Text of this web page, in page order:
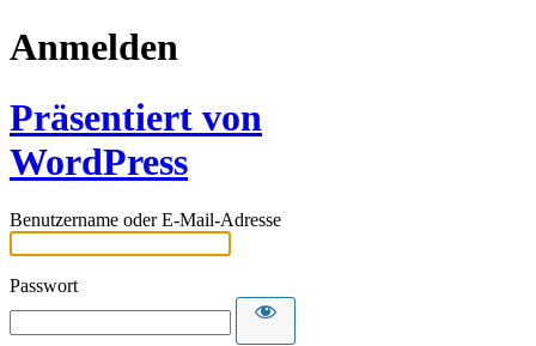
Anmelden
Präsentiert von
WordPress
Benutzername oder E-Mail-Adresse
Passwort